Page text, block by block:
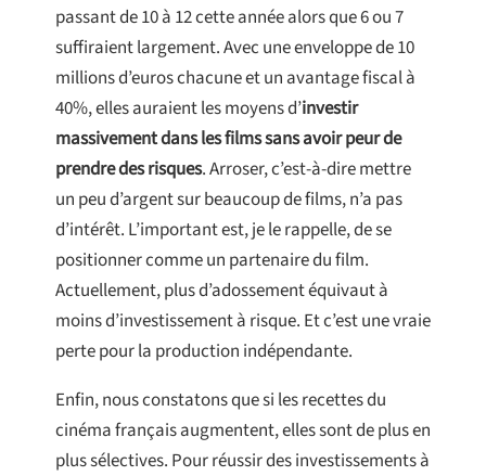
passant de 10 à 12 cette année alors que 6 ou 7
suffiraient largement. Avec une enveloppe de 10
millions d’euros chacune et un avantage fiscal à
40%, elles auraient les moyens d’investir
massivement dans les films sans avoir peur de
prendre des risques. Arroser, c’est-à-dire mettre
un peu d’argent sur beaucoup de films, n’a pas
d’intérêt. L’important est, je le rappelle, de se
positionner comme un partenaire du film.
Actuellement, plus d’adossement équivaut à
moins d’investissement à risque. Et c’est une vraie
perte pour la production indépendante.
Enfin, nous constatons que si les recettes du
cinéma français augmentent, elles sont de plus en
plus sélectives. Pour réussir des investissements à